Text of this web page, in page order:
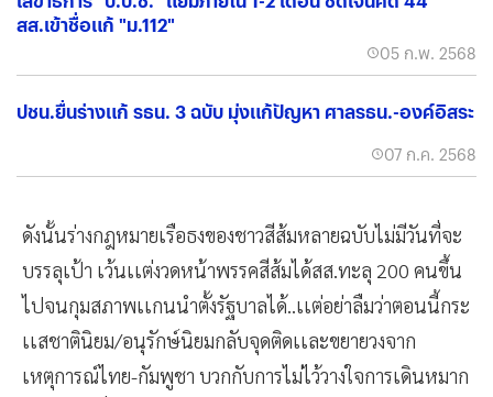
สส.เข้าชื่อแก้ "ม.112"
05 ก.พ. 2568
ปชน.ยื่นร่างแก้ รธน. 3 ฉบับ มุ่งแก้ปัญหา ศาลรธน.-องค์อิสระ
07 ก.ค. 2568
ดังนั้นร่างกฎหมายเรือธงของชาวสีส้มหลายฉบับไม่มีวันที่จะ
บรรลุเป้า เว้นเเต่งวดหน้าพรรคสีส้มได้สส.ทะลุ 200 คนขึ้น
ไปจนกุมสภาพเเกนนำตั้งรัฐบาลได้..เเต่อย่าลืมว่าตอนนี้กระ
เเสชาตินิยม/อนุรักษ์นิยมกลับจุดติดเเละขยายวงจาก
เหตุการณ์ไทย-กัมพูชา บวกกับการไม่ไว้วางใจการเดินหมาก